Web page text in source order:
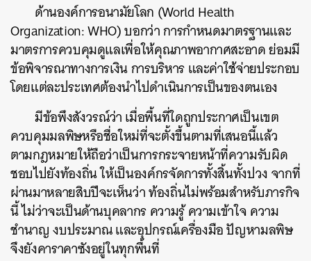
ด้านองค์การอนามัยโลก (World Health
Organization: WHO) บอกว่า การกำหนดมาตรฐานและ
มาตรการควบคุมดูแลเพื่อให้คุณภาพอากาศสะอาด ย่อมมี
ข้อพิจารณาทางการเงิน การบริหาร และค่าใช้จ่ายประกอบ
โดยแต่ละประเทศต้องนำไปดำเนินการเป็นของตนเอง
มีข้อพึงสังวรณ์ว่า เมื่อพื้นที่ใดถูกประกาศเป็นเขต
ควบคุมมลพิษหรือชื่อใหม่ที่จะตั้งขึ้นตามที่เสนอนี้แล้ว
ตามกฎหมายให้ถือว่าเป็นการกระจายหน้าที่ความรับผิด
ชอบไปยังท้องถิ่น ให้เป็นองค์กรจัดการทั้งสิ้นทั้งปวง จากที่
ผ่านมาหลายสิบปีจะเห็นว่า ท้องถิ่นไม่พร้อมสำหรับภารกิจ
นี้ ไม่ว่าจะเป็นด้านบุคลากร ความรู้ ความเข้าใจ ความ
ชำนาญ งบประมาณ และอุปกรณ์เครื่องมือ ปัญหามลพิษ
จึงยังคาราคาซังอยู่ในทุกพื้นที่